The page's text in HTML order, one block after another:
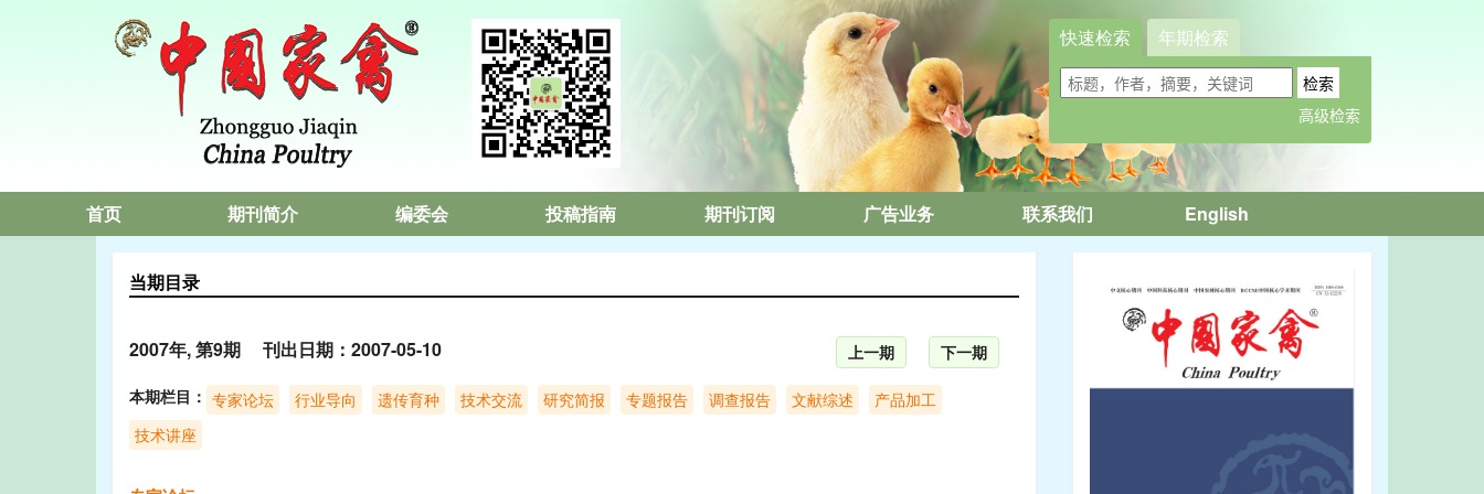
快速检索 年期检索
首页 期刊简介 编委会 投稿指南 期刊订阅 广告业务 联系我们 English
当期目录
2007年, 第9期 刊出日期：2007-05-10 上一期
下一期
本期栏目： 专家论坛 行业导向 遗传育种 技术交流 研究简报 专题报告 调查报告 文献综述
产品加工
技术讲座